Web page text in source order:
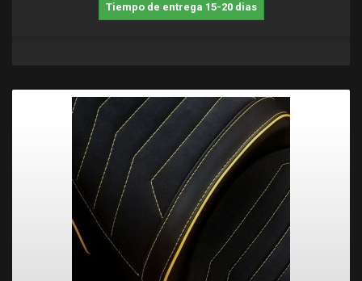
Tiempo de entrega 15-20 dias